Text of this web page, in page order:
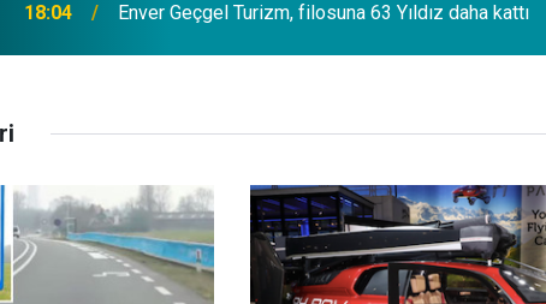
12:50 Lojistik sektörünün acı kaybı; Cihan Yıldıran vefat etti